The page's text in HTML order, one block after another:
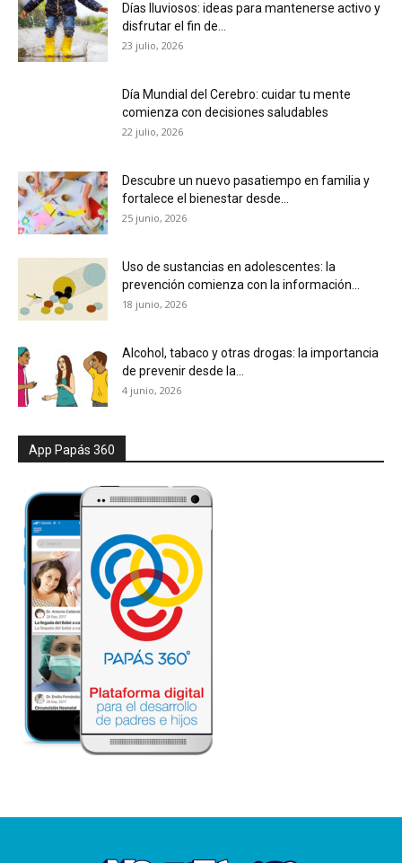
Días lluviosos: ideas para mantenerse activo y
disfrutar el fin de...
23 julio, 2026
Día Mundial del Cerebro: cuidar tu mente
comienza con decisiones saludables
22 julio, 2026
Descubre un nuevo pasatiempo en familia y
fortalece el bienestar desde...
25 junio, 2026
Uso de sustancias en adolescentes: la
prevención comienza con la información...
18 junio, 2026
Alcohol, tabaco y otras drogas: la importancia
de prevenir desde la...
4 junio, 2026
App Papás 360